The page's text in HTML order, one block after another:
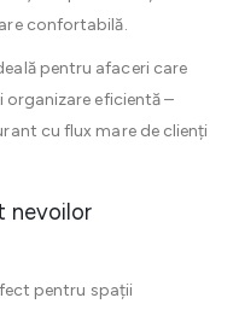
confortabilă.
pentru afaceri care
eficientă –
cu flux mare de clienți
nevoilor
pentru spații